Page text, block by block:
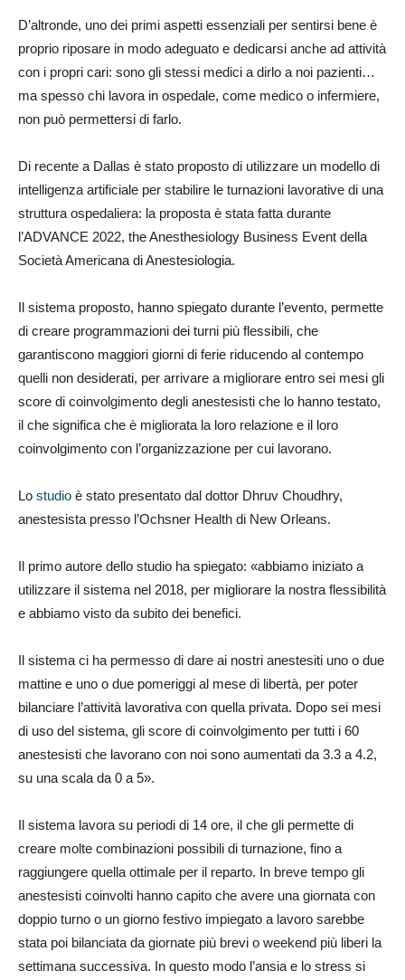
D’altronde, uno dei primi aspetti essenziali per sentirsi bene è
proprio riposare in modo adeguato e dedicarsi anche ad attività
con i propri cari: sono gli stessi medici a dirlo a noi pazienti…
ma spesso chi lavora in ospedale, come medico o infermiere,
non può permettersi di farlo.
Di recente a Dallas è stato proposto di utilizzare un modello di
intelligenza artificiale per stabilire le turnazioni lavorative di una
struttura ospedaliera: la proposta è stata fatta durante
l’ADVANCE 2022, the Anesthesiology Business Event della
Società Americana di Anestesiologia.
Il sistema proposto, hanno spiegato durante l’evento, permette
di creare programmazioni dei turni più flessibili, che
garantiscono maggiori giorni di ferie riducendo al contempo
quelli non desiderati, per arrivare a migliorare entro sei mesi gli
score di coinvolgimento degli anestesisti che lo hanno testato,
il che significa che è migliorata la loro relazione e il loro
coinvolgimento con l’organizzazione per cui lavorano.
Lo studio è stato presentato dal dottor Dhruv Choudhry,
anestesista presso l’Ochsner Health di New Orleans.
Il primo autore dello studio ha spiegato: «abbiamo iniziato a
utilizzare il sistema nel 2018, per migliorare la nostra flessibilità
e abbiamo visto da subito dei benefici.
Il sistema ci ha permesso di dare ai nostri anestesiti uno o due
mattine e uno o due pomeriggi al mese di libertà, per poter
bilanciare l’attività lavorativa con quella privata. Dopo sei mesi
di uso del sistema, gli score di coinvolgimento per tutti i 60
anestesisti che lavorano con noi sono aumentati da 3.3 a 4.2,
su una scala da 0 a 5».
Il sistema lavora su periodi di 14 ore, il che gli permette di
creare molte combinazioni possibili di turnazione, fino a
raggiungere quella ottimale per il reparto. In breve tempo gli
anestesisti coinvolti hanno capito che avere una giornata con
doppio turno o un giorno festivo impiegato a lavoro sarebbe
stata poi bilanciata da giornate più brevi o weekend più liberi la
settimana successiva. In questo modo l’ansia e lo stress si